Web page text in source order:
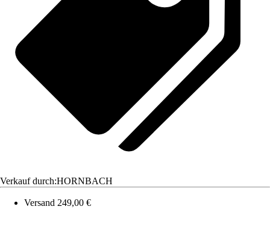
Verkauf durch:HORNBACH
Versand 249,00 €